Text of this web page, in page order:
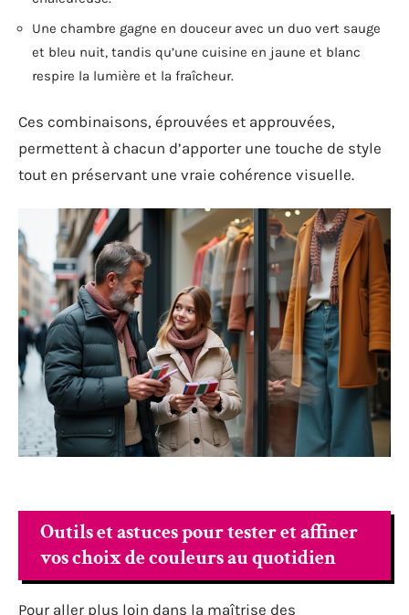
Une chambre gagne en douceur avec un duo vert sauge
et bleu nuit, tandis qu’une cuisine en jaune et blanc
respire la lumière et la fraîcheur.
Ces combinaisons, éprouvées et approuvées,
permettent à chacun d’apporter une touche de style
tout en préservant une vraie cohérence visuelle.
Outils et astuces pour tester et affiner
vos choix de couleurs au quotidien
Pour aller plus loin dans la maîtrise des